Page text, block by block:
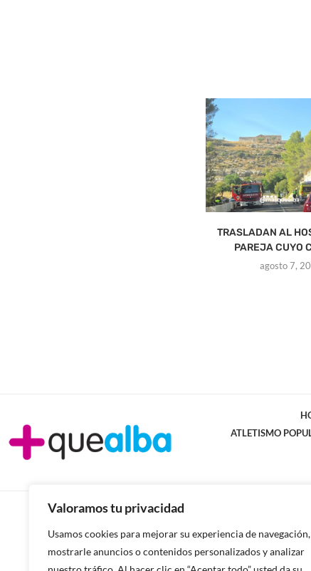
Valoramos tu privacidad
Usamos cookies para mejorar su experiencia de navegación,
mostrarle anuncios o contenidos personalizados y analizar
TRASLADAN AL
PAREJA CUYO
agosto 7,
ATLETISMO